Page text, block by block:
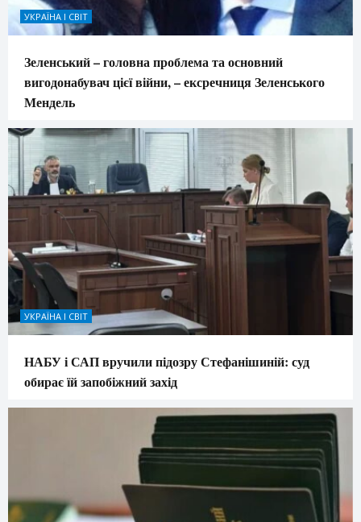
УКРАЇНА І СВІТ
Зеленський – головна проблема та основний
вигодонабувач цієї війни, – ексречниця Зеленського
Мендель
УКРАЇНА І СВІТ
НАБУ і САП вручили підозру Стефанішиній: суд
обирає їй запобіжний захід